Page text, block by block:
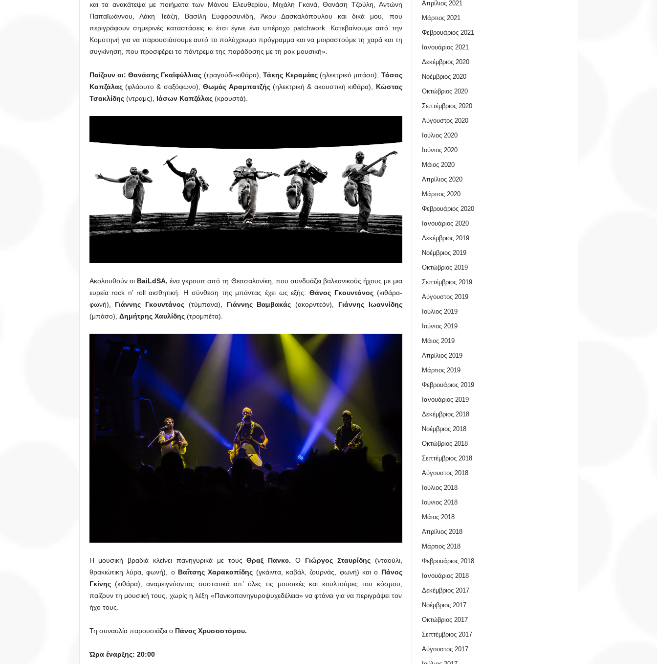
και τα ανακάτεψα με ποιήματα των Μάνου Ελευθερίου, Μιχάλη Γκανά, Θανάση Τζούλη, Αντώνη
Παπαϊωάννου, Λάκη Τεάζη, Βασίλη Ευφροσυνίδη, Άκου Δασκαλόπουλου και δικά μου, που
περιγράφουν σημερινές καταστάσεις κι έτσι έγινε ένα υπέροχο patchwork. Κατεβαίνουμε από την
Κομοτηνή για να παρουσιάσουμε αυτό το πολύχρωμο πρόγραμμα και να μοιραστούμε τη χαρά και τη
συγκίνηση, που προσφέρει το πάντρεμα της παράδοσης με τη ροκ μουσική».
Παίζουν οι: Θανάσης Γκαϊφύλλιας (τραγούδι-κιθάρα),Τάκης Κεραμέας(ηλεκτρικό μπάσο), Τάσος
Καπζάλας(φλάουτο & σαξόφωνο),Θωμάς Αραμπατζής (ηλεκτρική & ακουστική κιθάρα), Κώστας
Τσακλίδης(ντραμς), Ιάσων Καπζάλας(κρουστά).
Ακολουθούν οι BaiLdSA, ένα γκρουπ από τη Θεσσαλονίκη, που συνδυάζει βαλκανικούς ήχους με μια
ευρεία rock n’ roll αισθητική. Η σύνθεση της μπάντας έχει ως εξής:Θάνος Γκουντάνος(κιθάρα-
φωνή), Γιάννης Γκουντάνος (τύμπανα), Γιάννης Βαμβακάς (ακορντεόν), Γιάννης Ιωαννίδης
(μπάσο), Δημήτρης Χαυλίδης(τρομπέτα).
Η μουσική βραδιά κλείνει πανηγυρικά με τουςΘραξ Πανκc.Ο Γιώργος Σταυρίδης(νταούλι,
θρακιώτικη λύρα, φωνή), ο Βαΐτσης Χαρακοπίδης (γκάιντα, καβάλ, ζουρνάς, φωνή) και ο Πάνος
Γκίνης(κιθάρα), αναμειγνύοντας συστατικά απ’ όλες τις μουσικές και κουλτούρες του κόσμου,
παίζουν τη μουσική τους, χωρίς η λέξη «Πανκοπανηγυροψυχεδέλεια» να φτάνει για να περιγράψει τον
ήχο τους.
Τη συναυλία παρουσιάζει o Πάνος Χρυσοστόμου.
Ώρα έναρξης: 20:00
Απρίλιος 2021
Μάρτιος 2021
Φεβρουάριος 2021
Ιανουάριος 2021
Δεκέμβριος 2020
Νοέμβριος 2020
Οκτώβριος 2020
Σεπτέμβριος 2020
Αύγουστος 2020
Ιούλιος 2020
Ιούνιος 2020
Μάιος 2020
Απρίλιος 2020
Μάρτιος 2020
Φεβρουάριος 2020
Ιανουάριος 2020
Δεκέμβριος 2019
Νοέμβριος 2019
Οκτώβριος 2019
Σεπτέμβριος 2019
Αύγουστος 2019
Ιούλιος 2019
Ιούνιος 2019
Μάιος 2019
Απρίλιος 2019
Μάρτιος 2019
Φεβρουάριος 2019
Ιανουάριος 2019
Δεκέμβριος 2018
Νοέμβριος 2018
Οκτώβριος 2018
Σεπτέμβριος 2018
Αύγουστος 2018
Ιούλιος 2018
Ιούνιος 2018
Μάιος 2018
Απρίλιος 2018
Μάρτιος 2018
Φεβρουάριος 2018
Ιανουάριος 2018
Δεκέμβριος 2017
Νοέμβριος 2017
Οκτώβριος 2017
Σεπτέμβριος 2017
Αύγουστος 2017